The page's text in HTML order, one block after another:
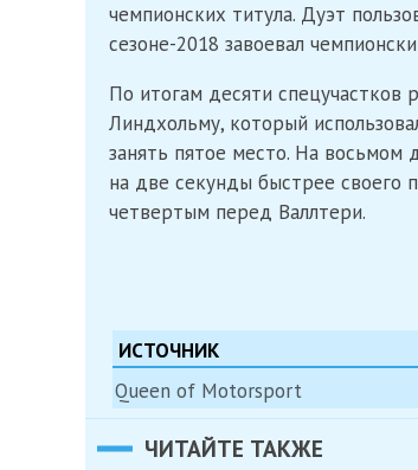
чемпионских титула. Дуэт
сезоне-2018 завоевал
По итогам десяти
Линдхольму, который
занять пятое место. На
на две секунды быстрее своего
четвертым перед Валлтери.
ИСТОЧНИК
Queen of Motorsport
ЧИТАЙТЕ ТАКЖЕ